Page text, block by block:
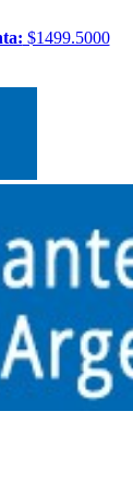
$1499.5000